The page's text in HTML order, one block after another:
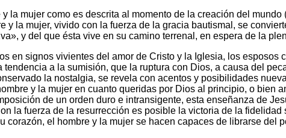
la mujer como es descrita al momento de la creación del mundo
y la mujer, vivido con la fuerza de la gracia bautismal, se
y del que ésta vive en su camino terrenal, en espera de la
en signos vivientes del amor de Cristo y la Iglesia, los
a la sumisión, que la ruptura con Dios, a causa del
la nostalgia, se revela con acentos y posibilidades
y la mujer en cuanto queridas por Dios al principio, o bien
de un orden duro e intransigente, esta enseñanza de
la fuerza de la resurrección es posible la victoria de la
corazón, el hombre y la mujer se hacen capaces de librarse del